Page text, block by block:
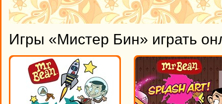
Игры «Мистер Бин» играть